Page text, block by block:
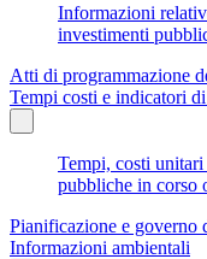
Informazioni
investimenti
Atti di programmazione
Tempi costi e indicatori
Tempi, costi
pubbliche in corso
Pianificazione e governo
Informazioni ambientali